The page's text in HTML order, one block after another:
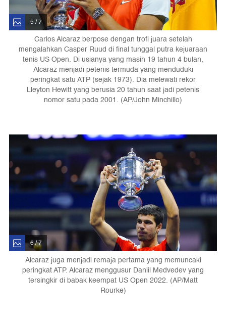
5 / 7
Carlos Alcaraz berpose dengan trofi juara setelah
mengalahkan Casper Ruud di final tunggal putra kejuaraan
tenis US Open. Di usianya yang masih 19 tahun 4 bulan,
Alcaraz menjadi petenis termuda yang menduduki
peringkat satu ATP (sejak 1973). Dia melewati rekor
Lleyton Hewitt yang berusia 20 tahun saat jadi petenis
nomor satu pada 2001. (AP/John Minchillo)
6 / 7
Alcaraz juga menjadi remaja pertama yang memuncaki
peringkat ATP. Alcaraz menggusur Daniil Medvedev yang
tersingkir di babak keempat US Open 2022. (AP/Matt
Rourke)